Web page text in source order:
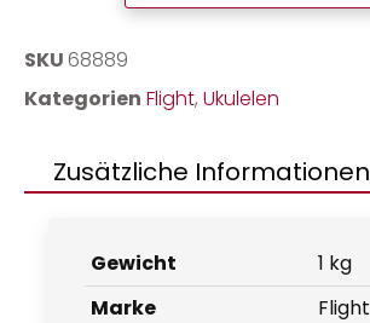
SKU 68889
Kategorien Flight, Ukulelen
Zusätzliche Informationen
Gewicht
1 kg
Marke
Flight